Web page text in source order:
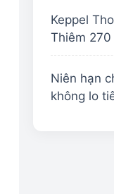
Keppel
Thiêm 270
Niên hạn
không lo